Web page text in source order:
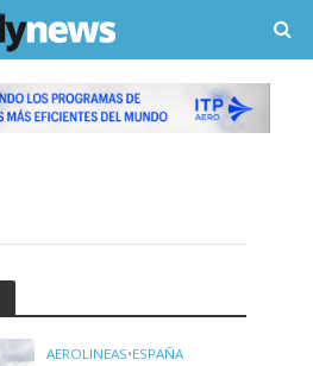
AEROLINEAS•ESPAÑA